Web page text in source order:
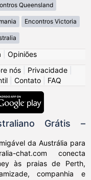
Queensland
Encontros Victoria
Opiniões
nós Privacidade
Contato FAQ
Grátis –
da Austrália para
chat.com conecta
às praias de Perth,
companhia e